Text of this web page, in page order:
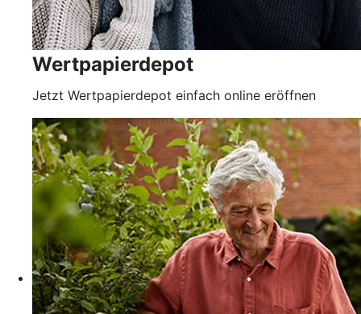
Wertpapierdepot
Jetzt Wertpapierdepot einfach online eröffnen